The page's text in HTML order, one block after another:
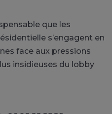
que les
s’engagent en
face aux pressions
insidieuses du lobby